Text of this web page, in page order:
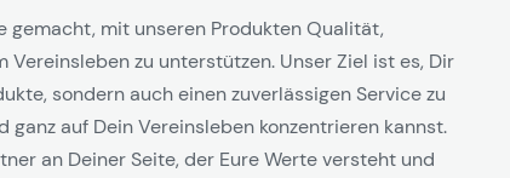
gemacht, mit unseren Produkten Qualität,
zu unterstützen. Unser Ziel ist es, Dir
sondern auch einen zuverlässigen Service zu
ganz auf Dein Vereinsleben konzentrieren kannst.
an Deiner Seite, der Eure Werte versteht und